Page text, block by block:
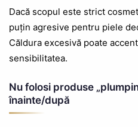
Dacă scopul este strict
puțin agresive pentru piele
Căldura excesivă poate
sensibilitatea.
Nu folosi produse
înainte/după